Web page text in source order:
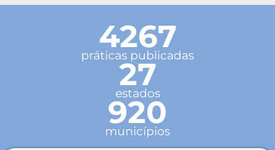
4267
práticas publicadas
27
estados
920
municípios